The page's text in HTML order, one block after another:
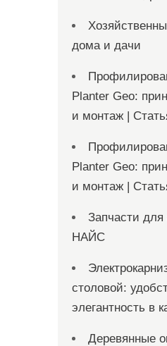
дома и дачи
Planter Geo:
и монтаж |
Planter Geo:
и монтаж |
Запчасти для
НАЙС
столовой:
элегантность в
Деревянные